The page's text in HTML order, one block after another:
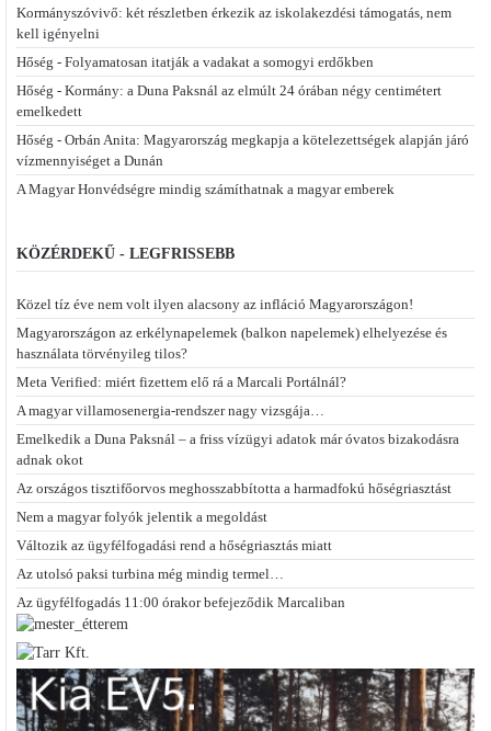
Kormányszóvivő: két részletben érkezik az iskolakezdési támogatás, nem
kell igényelni
Hőség - Folyamatosan itatják a vadakat a somogyi erdőkben
Hőség - Kormány: a Duna Paksnál az elmúlt 24 órában négy centimétert
emelkedett
Hőség - Orbán Anita: Magyarország megkapja a kötelezettségek alapján járó
vízmennyiséget a Dunán
A Magyar Honvédségre mindig számíthatnak a magyar emberek
KÖZÉRDEKŰ - LEGFRISSEBB
Közel tíz éve nem volt ilyen alacsony az infláció Magyarországon!
Magyarországon az erkélynapelemek (balkon napelemek) elhelyezése és
használata törvényileg tilos?
Meta Verified: miért fizettem elő rá a Marcali Portálnál?
A magyar villamosenergia-rendszer nagy vizsgája…
Emelkedik a Duna Paksnál – a friss vízügyi adatok már óvatos bizakodásra
adnak okot
Az országos tisztifőorvos meghosszabbította a harmadfokú hőségriasztást
Nem a magyar folyók jelentik a megoldást
Változik az ügyfélfogadási rend a hőségriasztás miatt
Az utolsó paksi turbina még mindig termel…
Az ügyfélfogadás 11:00 órakor befejeződik Marcaliban